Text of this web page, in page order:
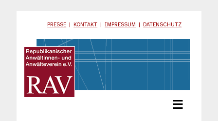
PRESSE KONTAKT |IMPRESSUM DATENSCHUTZ
≡